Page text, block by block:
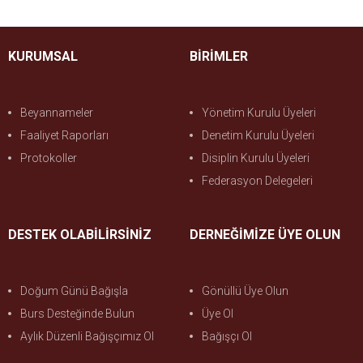
KURUMSAL
Beyannameler
Faaliyet Raporları
Protokoller
BİRİMLER
Yönetim Kurulu Üyeleri
Denetim Kurulu Üyeleri
Disiplin Kurulu Üyeleri
Federasyon Delegeleri
DESTEK OLABİLİRSİNİZ
Doğum Günü Bağışla
Burs Desteğinde Bulun
Aylık Düzenli Bağışçımız Ol
DERNEĞİMİZE ÜYE OLUN
Gönüllü Üye Olun
Üye Ol
Bağışçı Ol